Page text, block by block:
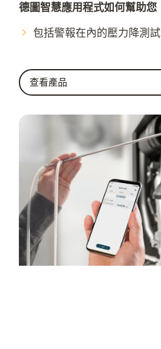
德圖智慧應用程式如何幫助您
包括警報在內的壓力降測
查看產品